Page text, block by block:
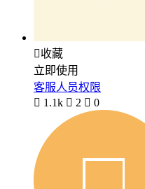
收藏
立即使用
客服人员权限
 1.1k  2  0